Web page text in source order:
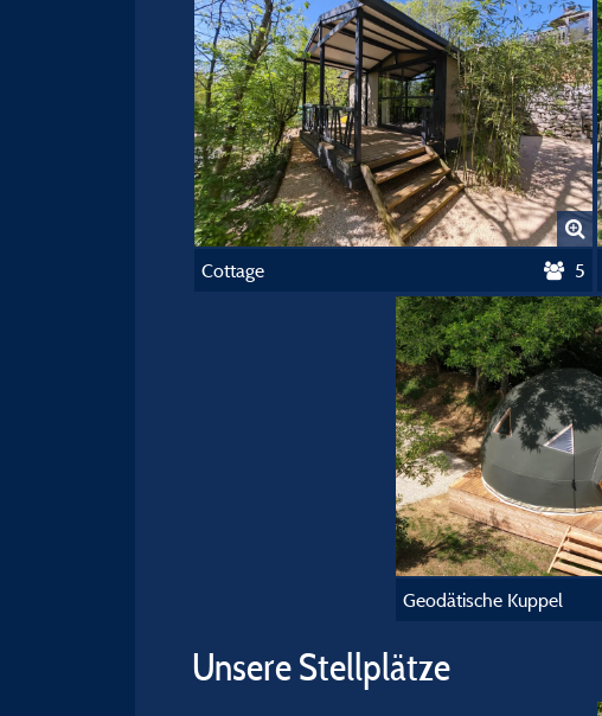
Cottage 5
Geodätische Kuppel
Unsere Stellplätze